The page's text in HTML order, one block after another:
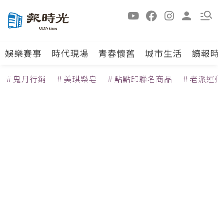
娛樂賽事 時代現場 青春懷舊 城市生活 讀報
＃鬼月行銷 ＃美琪樂皂 ＃點點印聯名商品 ＃老派運